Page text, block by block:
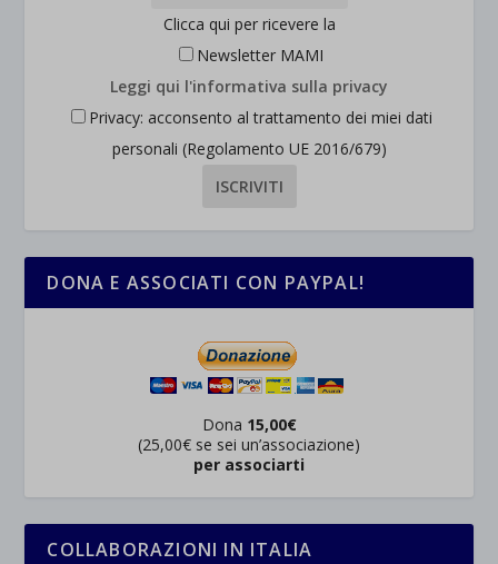
Clicca qui per ricevere la
Newsletter MAMI
Leggi qui l'informativa sulla privacy
Privacy: acconsento al trattamento dei miei dati
personali (Regolamento UE 2016/679)
DONA E ASSOCIATI CON PAYPAL!
Dona 15,00€
(25,00€ se sei un’associazione)
per associarti
COLLABORAZIONI IN ITALIA